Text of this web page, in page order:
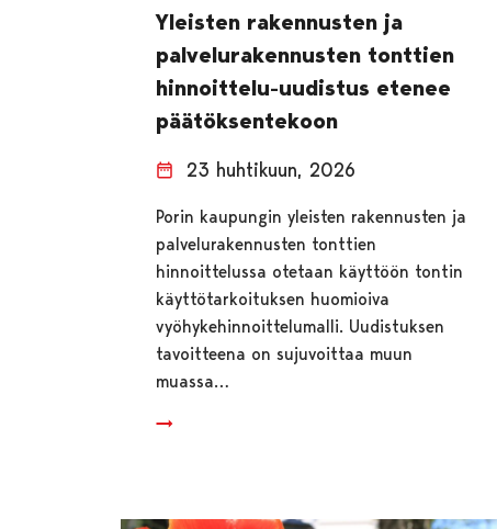
Yleisten rakennusten ja
palvelurakennusten tonttien
hinnoittelu-uudistus etenee
päätöksentekoon
23 huhtikuun, 2026
Porin kaupungin yleisten rakennusten ja
palvelurakennusten tonttien
hinnoittelussa otetaan käyttöön tontin
käyttötarkoituksen huomioiva
vyöhykehinnoittelumalli. Uudistuksen
tavoitteena on sujuvoittaa muun
muassa…